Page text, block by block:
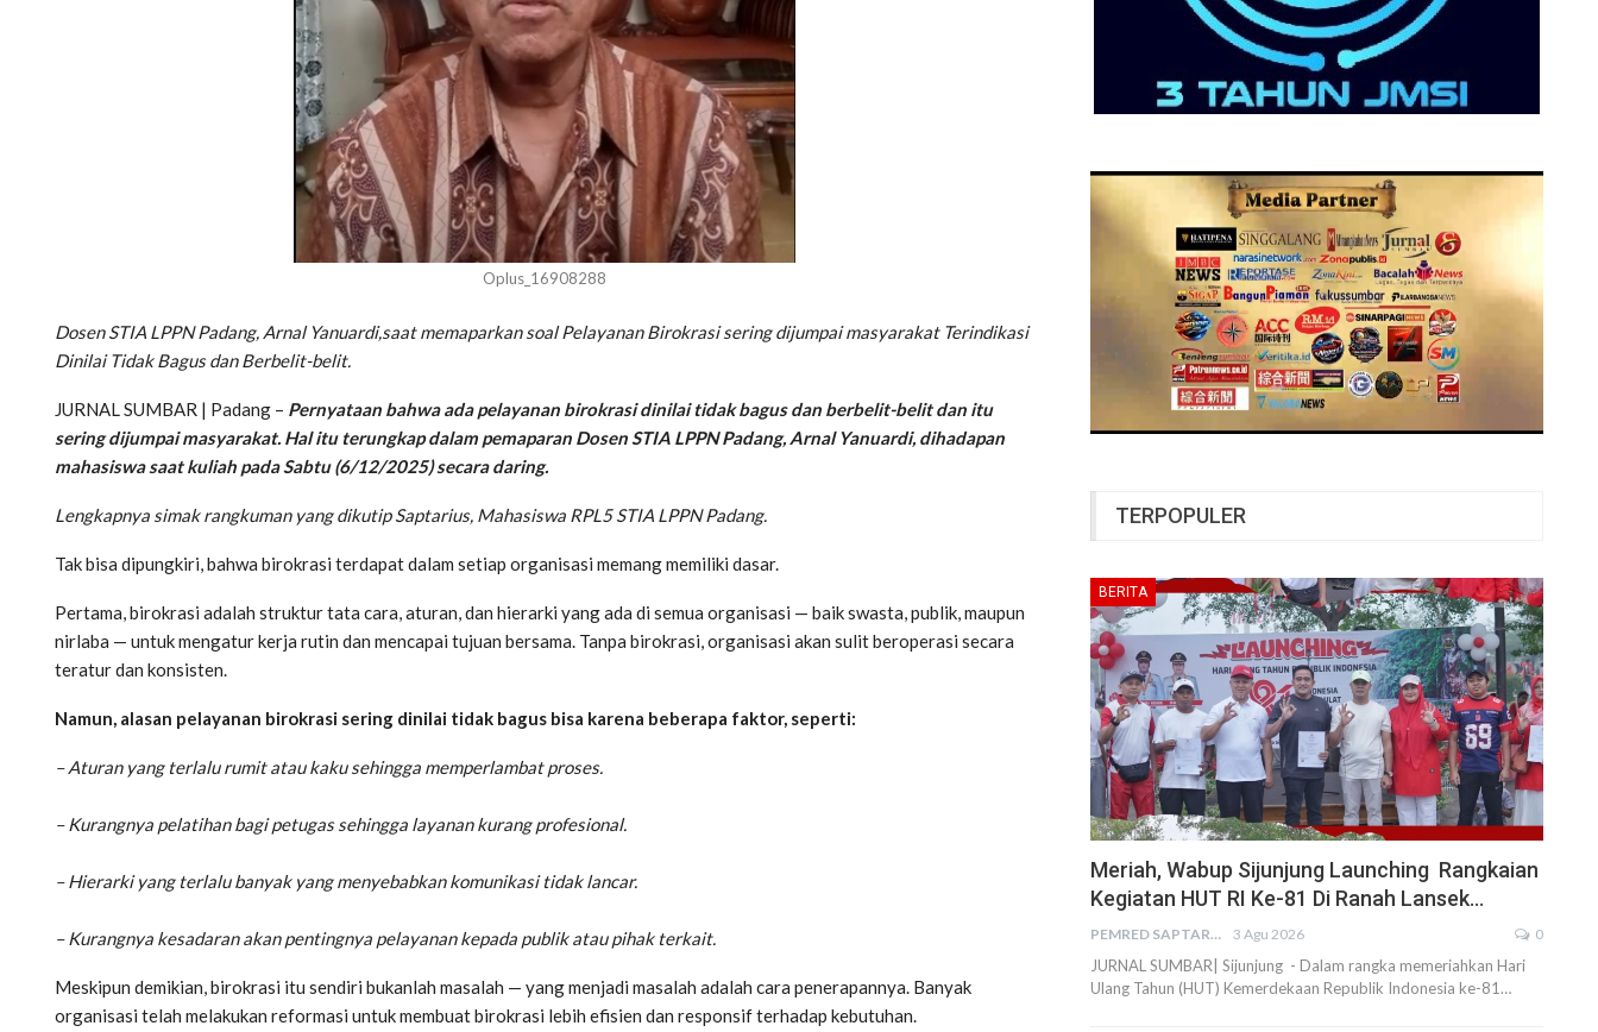
Oplus_16908288
Dosen STIA LPPN Padang, Arnal Yanuardi,saat memaparkan soal Pelayanan Birokrasi sering dijumpai masyarakat Terindikasi
Dinilai Tidak Bagus dan Berbelit-belit.
JURNAL SUMBAR | Padang – Pernyataan bahwa ada pelayanan birokrasi dinilai tidak bagus dan berbelit-belit dan itu
sering dijumpai masyarakat. Hal itu terungkap dalam pemaparan Dosen STIA LPPN Padang, Arnal Yanuardi, dihadapan
mahasiswa saat kuliah pada Sabtu (6/12/2025) secara daring.
Lengkapnya simak rangkuman yang dikutip Saptarius, Mahasiswa RPL5 STIA LPPN Padang.
Tak bisa dipungkiri, bahwa birokrasi terdapat dalam setiap organisasi memang memiliki dasar.
Pertama, birokrasi adalah struktur tata cara, aturan, dan hierarki yang ada di semua organisasi — baik swasta, publik, maupun
nirlaba — untuk mengatur kerja rutin dan mencapai tujuan bersama. Tanpa birokrasi, organisasi akan sulit beroperasi secara
teratur dan konsisten.
Namun, alasan pelayanan birokrasi sering dinilai tidak bagus bisa karena beberapa faktor, seperti:
– Aturan yang terlalu rumit atau kaku sehingga memperlambat proses.
– Kurangnya pelatihan bagi petugas sehingga layanan kurang profesional.
– Hierarki yang terlalu banyak yang menyebabkan komunikasi tidak lancar.
– Kurangnya kesadaran akan pentingnya pelayanan kepada publik atau pihak terkait.
Meskipun demikian, birokrasi itu sendiri bukanlah masalah — yang menjadi masalah adalah cara penerapannya. Banyak
organisasi telah melakukan reformasi untuk membuat birokrasi lebih efisien dan responsif terhadap kebutuhan.
TERPOPULER
BERITA
Meriah, Wabup Sijunjung Launching Rangkaian
Kegiatan HUT RI Ke-81 Di Ranah Lansek…
PEMRED SAPTARIUS 3 Agu 2026 0
JURNAL SUMBAR| Sijunjung - Dalam rangka memeriahkan Hari
Ulang Tahun (HUT) Kemerdekaan Republik Indonesia ke-81…